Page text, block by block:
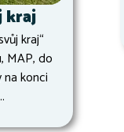
kraj
kraj“
MAP, do
konci